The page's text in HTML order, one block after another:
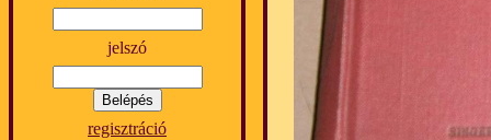
jelszó
regisztráció